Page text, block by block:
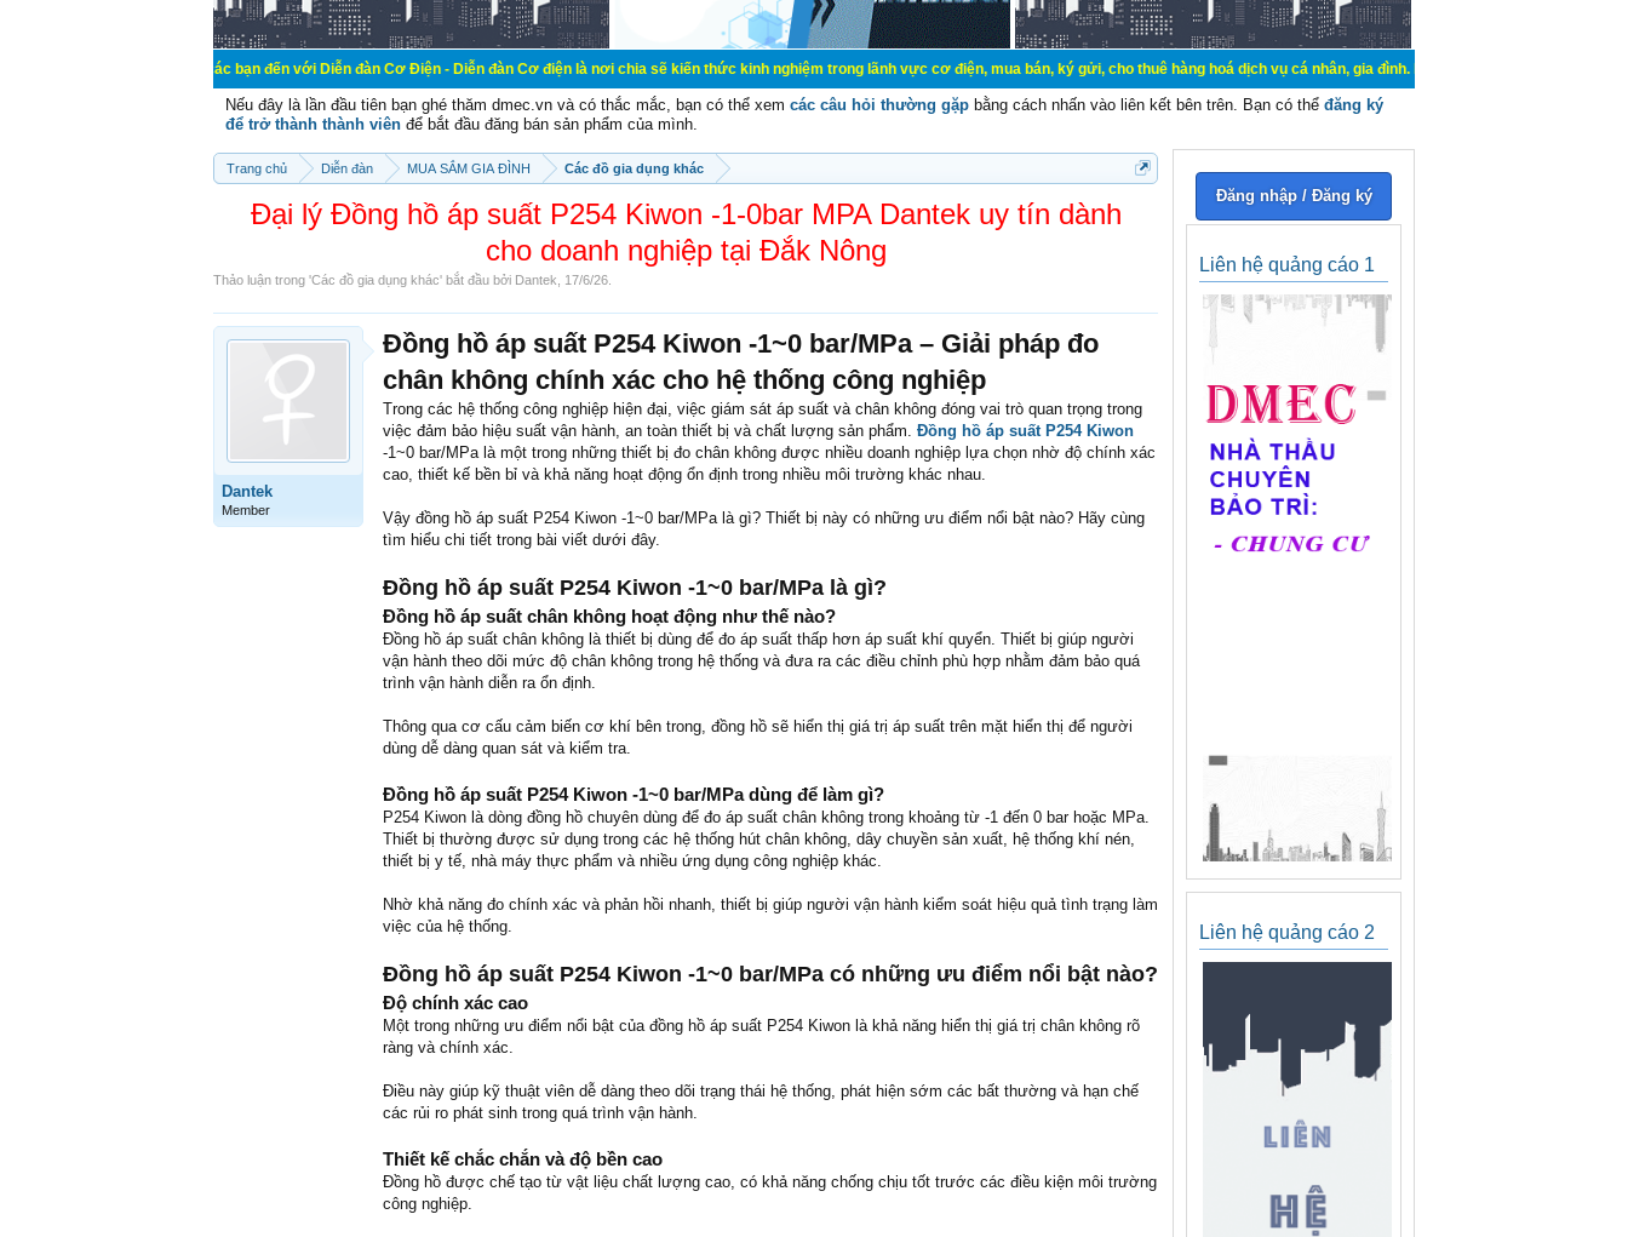
Chào mừng các bạn đến với Diễn đàn Cơ Điện - Diễn đàn Cơ điện là nơi chia sẽ kiến thức kinh nghiệm trong lãnh vực cơ điện, mua bán, ký gửi, cho thuê hàng hoá dịch vụ cá nhân, gia đình. Mua bán, ký gửi, cho thuê thiết bị hệ
Nếu đây là lần đầu tiên bạn ghé thăm dmec.vn và có thắc mắc, bạn có thể xem các câu hỏi thường gặp bằng cách nhấn vào liên kết bên trên. Bạn có thể đăng ký
để trở thành thành viên để bắt đầu đăng bán sản phẩm của mình.
Trang chủ Diễn đàn MUA SẮM GIA ĐÌNH Các đồ gia dụng khác
Đại lý Đồng hồ áp suất P254 Kiwon -1-0bar MPA Dantek uy tín dành
cho doanh nghiệp tại Đắk Nông
Thảo luận trong 'Các đồ gia dụng khác' bắt đầu bởi Dantek 17/6/26
Dantek
Member
Đồng hồ áp suất P254 Kiwon -1~0 bar/MPa – Giải pháp đo
chân không chính xác cho hệ thống công nghiệp
Trong các hệ thống công nghiệp hiện đại, việc giám sát áp suất và chân không đóng vai trò quan trọng trong
việc đảm bảo hiệu suất vận hành, an toàn thiết bị và chất lượng sản phẩm. Đồng hồ áp suất P254 Kiwon
-1~0 bar/MPa là một trong những thiết bị đo chân không được nhiều doanh nghiệp lựa chọn nhờ độ chính xác
cao, thiết kế bền bỉ và khả năng hoạt động ổn định trong nhiều môi trường khác nhau.
Vậy đồng hồ áp suất P254 Kiwon -1~0 bar/MPa là gì? Thiết bị này có những ưu điểm nổi bật nào? Hãy cùng
tìm hiểu chi tiết trong bài viết dưới đây.
Đồng hồ áp suất P254 Kiwon -1~0 bar/MPa là gì?
Đồng hồ áp suất chân không hoạt động như thế nào?
Đồng hồ áp suất chân không là thiết bị dùng để đo áp suất thấp hơn áp suất khí quyển. Thiết bị giúp người
vận hành theo dõi mức độ chân không trong hệ thống và đưa ra các điều chỉnh phù hợp nhằm đảm bảo quá
trình vận hành diễn ra ổn định.
Thông qua cơ cấu cảm biến cơ khí bên trong, đồng hồ sẽ hiển thị giá trị áp suất trên mặt hiển thị để người
dùng dễ dàng quan sát và kiểm tra.
Đồng hồ áp suất P254 Kiwon -1~0 bar/MPa dùng để làm gì?
P254 Kiwon là dòng đồng hồ chuyên dùng để đo áp suất chân không trong khoảng từ -1 đến 0 bar hoặc MPa.
Thiết bị thường được sử dụng trong các hệ thống hút chân không, dây chuyền sản xuất, hệ thống khí nén,
thiết bị y tế, nhà máy thực phẩm và nhiều ứng dụng công nghiệp khác.
Nhờ khả năng đo chính xác và phản hồi nhanh, thiết bị giúp người vận hành kiểm soát hiệu quả tình trạng làm
việc của hệ thống.
Đồng hồ áp suất P254 Kiwon -1~0 bar/MPa có những ưu điểm nổi bật nào?
Độ chính xác cao
Một trong những ưu điểm nổi bật của đồng hồ áp suất P254 Kiwon là khả năng hiển thị giá trị chân không rõ
ràng và chính xác.
Điều này giúp kỹ thuật viên dễ dàng theo dõi trạng thái hệ thống, phát hiện sớm các bất thường và hạn chế
các rủi ro phát sinh trong quá trình vận hành.
Thiết kế chắc chắn và độ bền cao
Đồng hồ được chế tạo từ vật liệu chất lượng cao, có khả năng chống chịu tốt trước các điều kiện môi trường
công nghiệp.
Đăng nhập / Đăng ký
Liên hệ quảng cáo 1
Liên hệ quảng cáo 2